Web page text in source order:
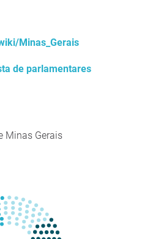
Minas_Gerais
de parlamentares
Minas Gerais